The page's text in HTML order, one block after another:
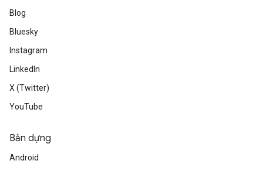
Blog
Bluesky
Instagram
LinkedIn
X (Twitter)
YouTube
Bản dựng
Android